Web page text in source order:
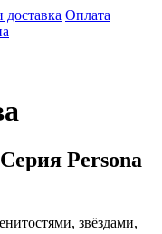
доставка Оплата
Persona
звёздами,